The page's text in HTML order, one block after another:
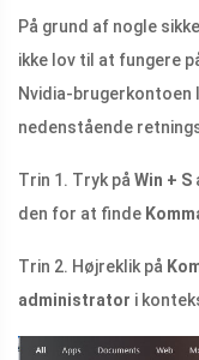
På grund af nogle
ikke lov til at fungere
Nvidia-brugerkontoen
nedenstående
Trin 1. Tryk på Win + S
den for at finde
Trin 2. Højreklik på
administrator i